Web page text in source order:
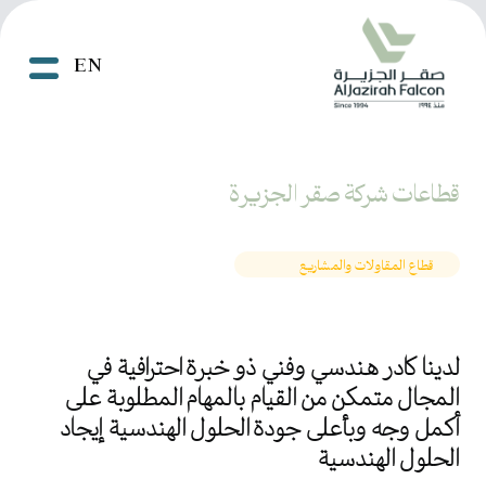
EN
قطاعات شركة صقر الجزيرة
قطاع المقاولات والمشاريع
لدينا كادر هندسي وفني ذو خبرة احترافية في
المجال متمكن من القيام بالمهام المطلوبة على
أكمل وجه وبأعلى جودة الحلول الهندسية إيجاد
الحلول الهندسية